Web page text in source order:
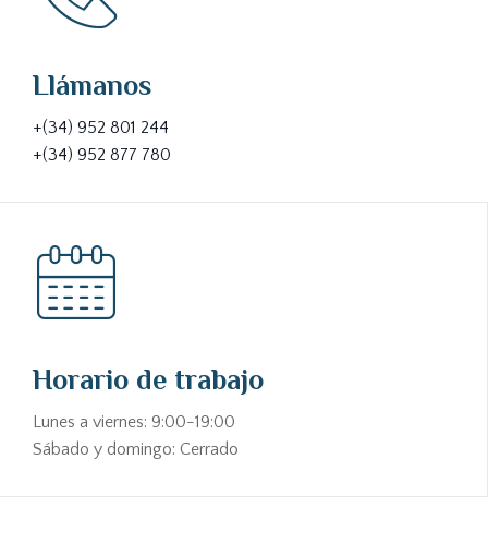
Llámanos
+(34) 952 801 244
+(34) 952 877 780
Horario de trabajo
Lunes a viernes: 9:00-19:00
Sábado y domingo: Cerrado